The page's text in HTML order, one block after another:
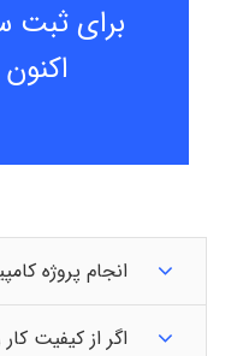
برای ثبت
انجام پروژه
اگر از کیفیت